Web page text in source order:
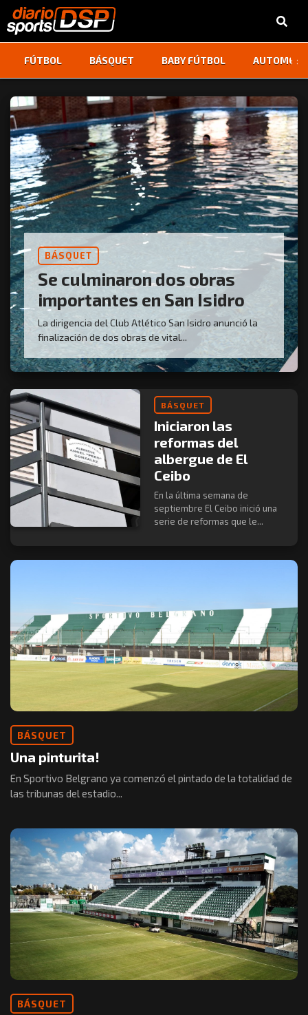
FÚTBOL BÁSQUET BABY FÚTBOL ‹ ›
BÁSQUET
Se culminaron dos obras
importantes en San Isidro
La dirigencia del Club Atlético San Isidro anunció la
finalización de dos obras de vital...
BÁSQUET
Iniciaron las
reformas del
albergue de El
Ceibo
En la última semana de
septiembre El Ceibo inició una
serie de reformas que le...
BÁSQUET
Una pinturita!
En Sportivo Belgrano ya comenzó el pintado de la totalidad de
las tribunas del estadio...
BÁSQUET